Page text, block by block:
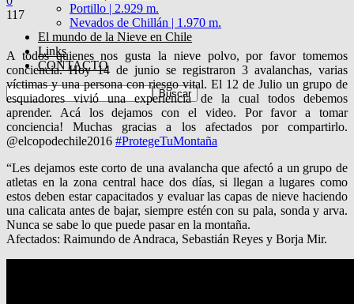
Portillo | 2.929 m.
Nevados de Chillán | 1.970 m.
El mundo de la Nieve en Chile
Links
CONTACTO
117
A todos quienes nos gusta la nieve polvo, por favor tomemos
conciencia. Hoy 14 de junio se registraron 3 avalanchas, varias
víctimas y una persona con riesgo vital. El 12 de Julio un grupo de
esquiadores vivió una experiencia de la cual todos debemos
aprender. Acá los dejamos con el video. Por favor a tomar
conciencia! Muchas gracias a los afectados por compartirlo.
@elcopodechile2016 ‪#‎ProtegeTuMontaña‬
“Les dejamos este corto de una avalancha que afectó a un grupo de
atletas en la zona central hace dos días, si llegan a lugares como
estos deben estar capacitados y evaluar las capas de nieve haciendo
una calicata antes de bajar, siempre estén con su pala, sonda y arva.
Nunca se sabe lo que puede pasar en la montaña.
Afectados: Raimundo de Andraca, Sebastián Reyes y Borja Mir.